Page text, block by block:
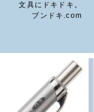
文具にドキドキ。
ブンドキ.com